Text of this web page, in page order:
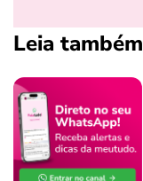
Leia também